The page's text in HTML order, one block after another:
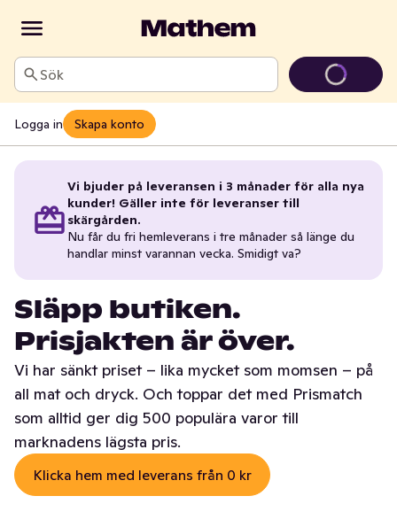
Sök
Logga in Skapa konto
Vi bjuder på leveransen i 3 månader för alla nya
kunder! Gäller inte för leveranser till
skärgården.
Nu får du fri hemleverans i tre månader så länge du
handlar minst varannan vecka. Smidigt va?
Släpp butiken.
Prisjakten är över.
Vi har sänkt priset – lika mycket som momsen – på
all mat och dryck. Och toppar det med Prismatch
som alltid ger dig 500 populära varor till
marknadens lägsta pris.
Klicka hem med leverans från 0 kr